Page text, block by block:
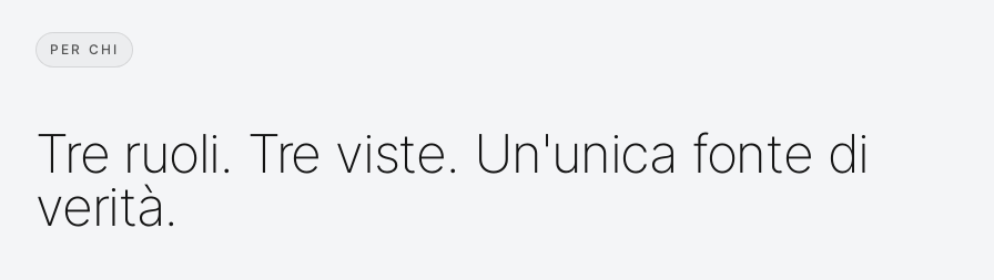
PER CHI
Tre ruoli. Tre viste. Un'unica fonte di
verità.